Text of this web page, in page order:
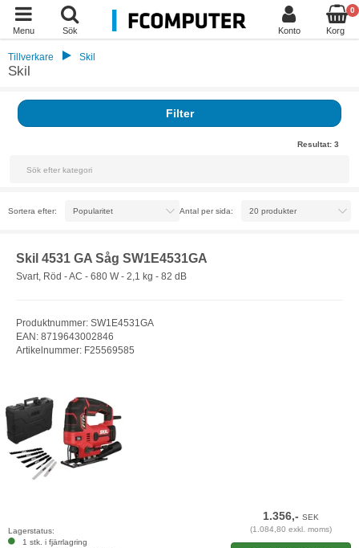
Menu Sök Konto
0
Korg
Tillverkare Skil
Skil
Filter
Resultat: 3
Sortera efter: Antal per sida:
Skil 4531 GA Såg SW1E4531GA
Svart, Röd - AC - 680 W - 2,1 kg - 82 dB
Produktnummer: SW1E4531GA
EAN: 8719643002846
Artikelnummer: F25569585
Lagerstatus:
1 stk. i fjärrlagring
1.356,-SEK
(1.084,80 exkl. moms)